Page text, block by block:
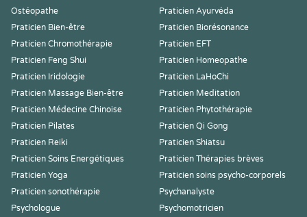
Ostéopathe
Praticien Ayurvéda
Praticien Bien-être
Praticien Biorésonance
Praticien Chromothérapie
Praticien EFT
Praticien Feng Shui
Praticien Homeopathe
Praticien Iridologie
Praticien LaHoChi
Praticien Massage Bien-être
Praticien Meditation
Praticien Médecine Chinoise
Praticien Phytothérapie
Praticien Pilates
Praticien Qi Gong
Praticien Reiki
Praticien Shiatsu
Praticien Soins Energétiques
Praticien Thérapies brèves
Praticien Yoga
Praticien soins psycho-corporels
Praticien sonothérapie
Psychanalyste
Psychologue
Psychomotricien